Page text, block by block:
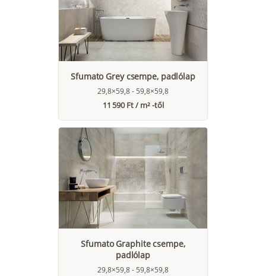
Sfumato Grey csempe, padlólap
29,8×59,8 - 59,8×59,8
11 590 Ft / m² -től
Sfumato Graphite csempe,
padlólap
29,8×59,8 - 59,8×59,8